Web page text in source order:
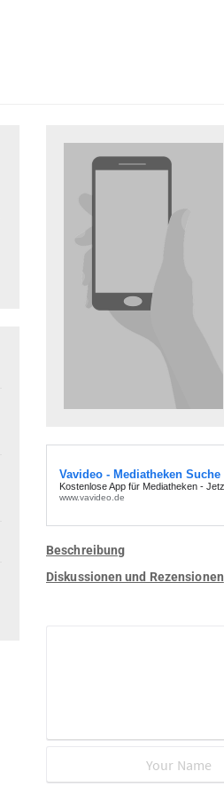
Beschreibung
Diskussionen und Rezensionen